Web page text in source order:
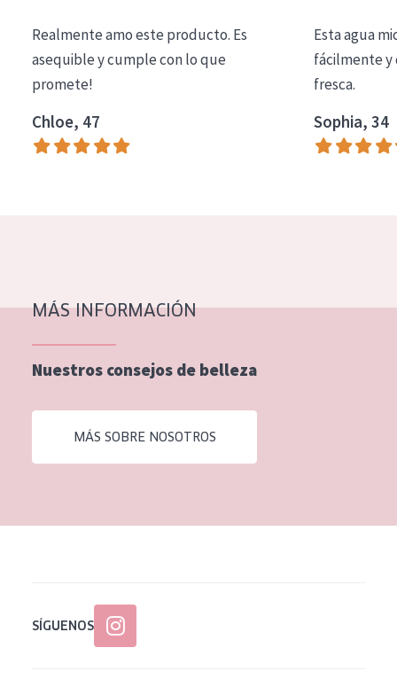
Essentials
Lift+
Expert
Piel madura
Piel menopáusica
EDAD
Realmente amo este producto. Es
asequible y cumple con lo que
promete!
Chloe, 47
Esta agua
fácilmente y
fresca.
Sophia, 34
MÁS INFORMACIÓN
Nuestros consejos de belleza
MÁS SOBRE NOSOTROS
SÍGUENOS